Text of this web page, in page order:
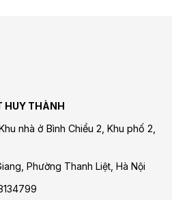
HUY THÀNH
nhà ở Bình Chiểu 2, Khu phố 2,
Phường Thanh Liệt, Hà Nội